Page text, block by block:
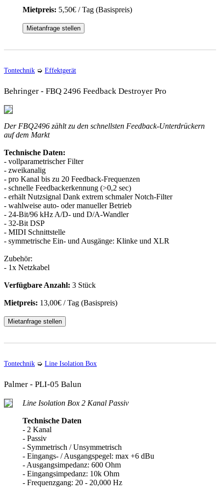
Mietpreis: 5,50€ / Tag (Basispreis)
Mietanfrage stellen
Tontechnik ➭ Effektgerät
Behringer - FBQ 2496 Feedback Destroyer Pro
Der FBQ2496 zählt zu den schnellsten Feedback-Unterdrückern
auf dem Markt
Technische Daten:
- vollparametrischer Filter
- zweikanalig
- pro Kanal bis zu 20 Feedback-Frequenzen
- schnelle Feedbackerkennung (>0,2 sec)
- erhält Nutzsignal Dank extrem schmaler Notch-Filter
- wahlweise auto- oder manueller Betrieb
- 24-Bit/96 kHz A/D- und D/A-Wandler
- 32-Bit DSP
- MIDI Schnittstelle
- symmetrische Ein- und Ausgänge: Klinke und XLR
Zubehör:
- 1x Netzkabel
Verfügbare Anzahl: 3 Stück
Mietpreis: 13,00€ / Tag (Basispreis)
Mietanfrage stellen
Tontechnik ➭ Line Isolation Box
Palmer - PLI-05 Balun
Line Isolation Box 2 Kanal Passiv
Technische Daten
- 2 Kanal
- Passiv
- Symmetrisch / Unsymmetrisch
- Eingangs- / Ausgangspegel: max +6 dBu
- Ausgangsimpedanz: 600 Ohm
- Eingangsimpedanz: 10k Ohm
- Frequenzgang: 20 - 20,000 Hz